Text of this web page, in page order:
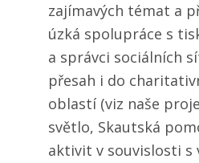
zajímavých témat a
úzká spolupráce s
a správci sociálních
přesah i do
oblastí (viz naše
světlo, Skautská
aktivit v souvislosti s